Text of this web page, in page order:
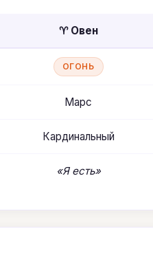
♈ Овен
ОГОНЬ
Марс
Кардинальный
«Я есть»